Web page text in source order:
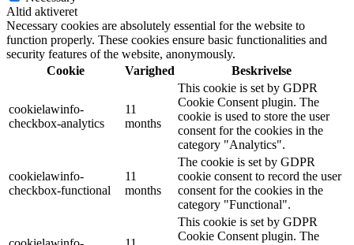
Altid aktiveret
Necessary cookies are absolutely essential for the website to
function properly. These cookies ensure basic functionalities and
security features of the website, anonymously.
Cookie
Varighed Beskrivelse
cookielawinfo-
checkbox-analytics
11
months
This cookie is set by GDPR
Cookie Consent plugin. The
cookie is used to store the user
consent for the cookies in the
category "Analytics".
cookielawinfo-
checkbox-functional
11
months
The cookie is set by GDPR
cookie consent to record the user
consent for the cookies in the
category "Functional".
This cookie is set by GDPR
Cookie Consent plugin. The